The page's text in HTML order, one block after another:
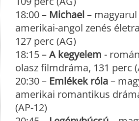
18:00 – Michael–
amerikai-angol zenés
127 perc (AG)
18:15 –A kegyelem -
olasz filmdráma, 131 perc
20:30 – Emlékek róla–
amerikai romantikus
(AP-12)